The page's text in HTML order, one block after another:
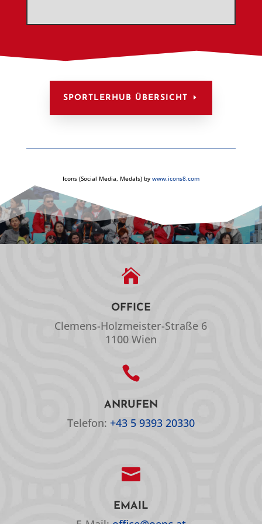
SPORTLERHUB ÜBERSICHT
Icons (Social Media, Medals) by www.icons8.com

OFFICE
Clemens-Holzmeister-Straße 6
1100 Wien

ANRUFEN
Telefon: +43 5 9393 20330

EMAIL